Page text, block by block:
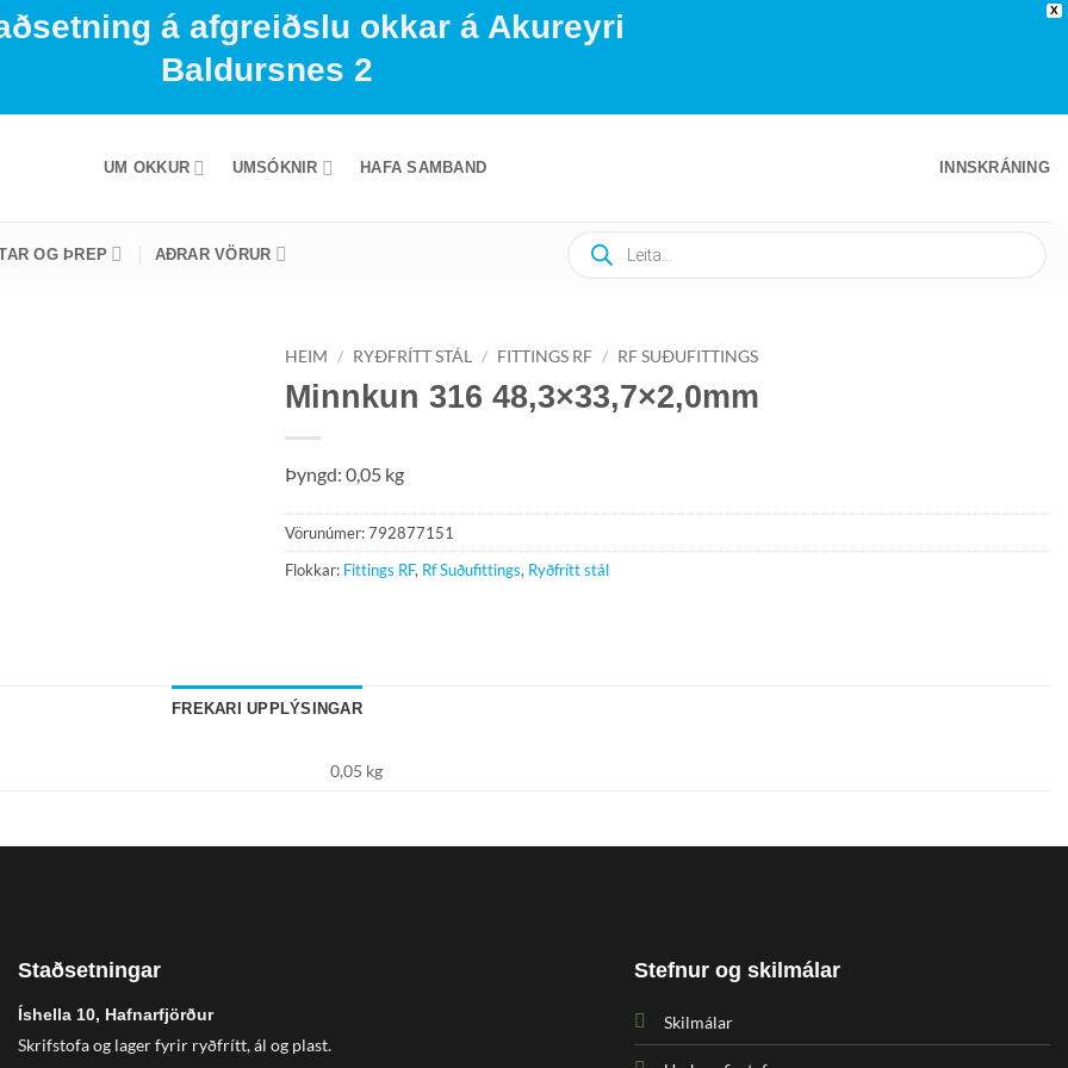
X
á afgreiðslu okkar á Akureyri
Baldursnes 2
UM OKKUR UMSÓKNIR HAFA SAMBAND INNSKRÁNING
OG ÞREP AÐRAR VÖRUR
search
HEIM / RYÐFRÍTT STÁL / FITTINGS RF / RF SUÐUFITTINGS
Minnkun 316 48,3×33,7×2,0mm
Þyngd: 0,05 kg
Vörunúmer:792877151
Flokkar: Fittings RF, Rf Suðufittings, Ryðfrítt stál
FREKARI UPPLÝSINGAR
0,05 kg
Staðsetningar
Íshella 10, Hafnarfjörður
Skrifstofa og lager fyrir ryðfrítt, ál og plast.
Stefnur og skilmálar
Skilmálar